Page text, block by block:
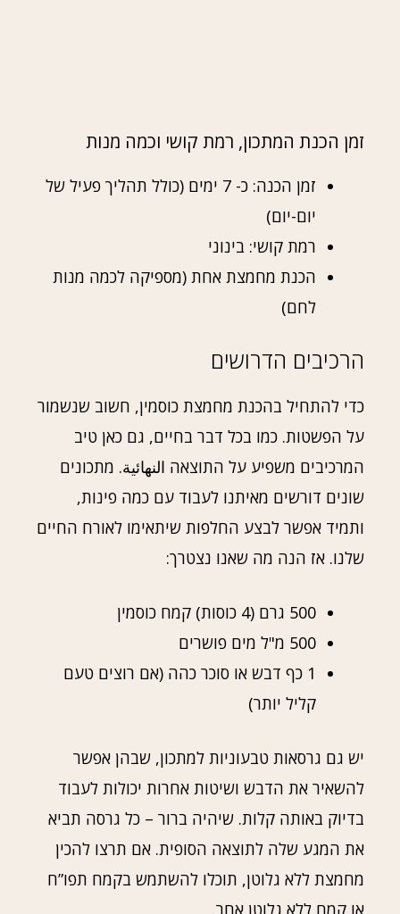
זמן הכנת המתכון, רמת קושי וכמה מנות
זמן הכנה: כ- 7 ימים (כולל תהליך פעיל של
יום-יום)
רמת קושי: בינוני
הכנת מחמצת אחת (מספיקה לכמה מנות
לחם)
הרכיבים הדרושים
כדי להתחיל בהכנת מחמצת כוסמין, חשוב שנשמור
על הפשטות. כמו בכל דבר בחיים, גם כאן טיב
המרכיבים משפיע על התוצאה النهائية. מתכונים
שונים דורשים מאיתנו לעבוד עם כמה פינות,
ותמיד אפשר לבצע החלפות שיתאימו לאורח החיים
שלנו. אז הנה מה שאנו נצטרך:
500 גרם (4 כוסות) קמח כוסמין
500 מ"ל מים פושרים
1 כף דבש או סוכר כהה (אם רוצים טעם
קליל יותר)
יש גם גרסאות טבעוניות למתכון, שבהן אפשר
להשאיר את הדבש ושיטות אחרות יכולות לעבוד
בדיוק באותה קלות. שיהיה ברור – כל גרסה תביא
את המגע שלה לתוצאה הסופית. אם תרצו להכין
מחמצת ללא גלוטן, תוכלו להשתמש בקמח תפו”ח